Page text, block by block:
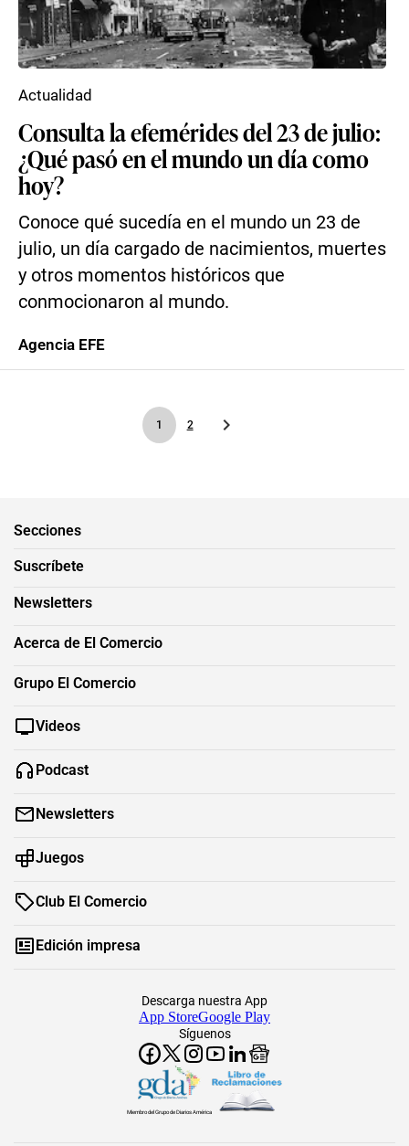
Consulta la efemérides del 23 de julio:
¿Qué pasó en el mundo un día como
hoy?
Conoce qué sucedía en el mundo un 23 de
julio, un día cargado de nacimientos, muertes
y otros momentos históricos que
conmocionaron al mundo.
Actualidad
Agencia EFE
1 2
Secciones
Suscríbete
Newsletters
Acerca de El Comercio
Grupo El Comercio
Videos
Podcast
Newsletters
Juegos
Club El Comercio
Edición impresa
Síguenos
Descarga nuestra App
App StoreGoogle Play
Miembro del Grupo de Diarios América